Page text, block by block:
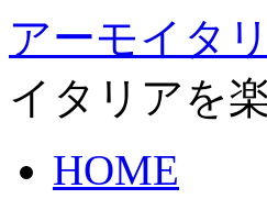
アーモイタ
イタリアを
HOME